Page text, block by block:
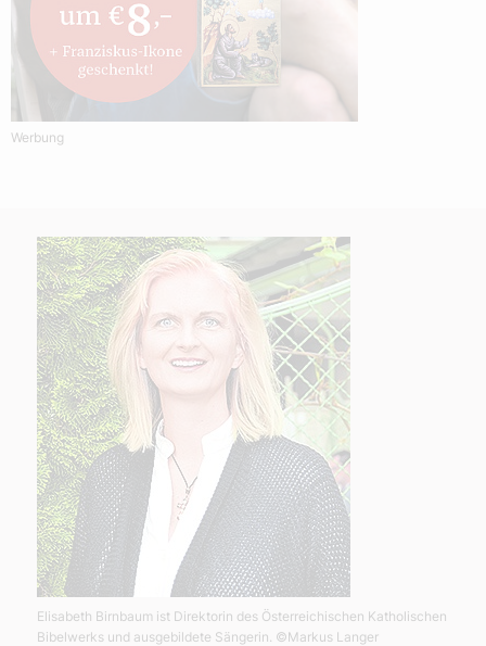
Werbung
Elisabeth Birnbaum ist Direktorin des Österreichischen Katholischen
Bibelwerks und ausgebildete Sängerin. ©Markus Langer